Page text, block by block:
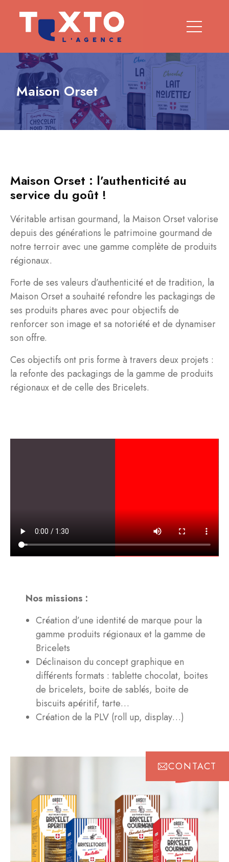
CONTACT
Maison Orset
Maison Orset : l’authenticité au
service du goût !
Véritable artisan gourmand, la Maison Orset valorise
depuis des générations le patrimoine gourmand de
notre terroir avec une gamme complète de produits
régionaux.
Forte de ses valeurs d’authenticité et de tradition, la
Maison Orset a souhaité refondre les packagings de
ses produits phares avec pour objectifs de
renforcer son image et sa notoriété et de dynamiser
son offre.
Ces objectifs ont pris forme à travers deux projets :
la refonte des packagings de la gamme de produits
régionaux et de celle des Bricelets.
Nos missions :
Création d’une identité de marque pour la
gamme produits régionaux et la gamme de
Bricelets
Déclinaison du concept graphique en
différents formats : tablette chocolat, boites
de bricelets, boite de sablés, boite de
biscuits apéritif, tarte…
Création de la PLV (roll up, display…)